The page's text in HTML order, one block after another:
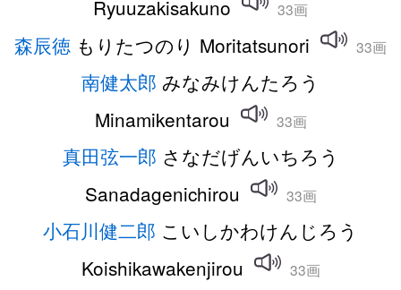
Ryuuzakisakuno 33画
森辰徳 もりたつのり Moritatsunori 33画
南健太郎 みなみけんたろう
Minamikentarou
33画
真田弦一郎 さなだげんいちろう
Sanadagenichirou
33画
小石川健二郎 こいしかわけんじろう
Koishikawakenjirou
33画